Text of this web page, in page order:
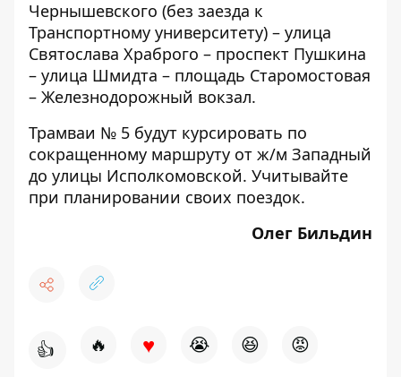
Чернышевского (без заезда к
Транспортному университету) – улица
Святослава Храброго – проспект Пушкина
– улица Шмидта – площадь Старомостовая
– Железнодорожный вокзал.
Трамваи № 5 будут курсировать по
сокращенному маршруту от ж/м Западный
до улицы Исполкомовской. Учитывайте
при планировании своих поездок.
Олег Бильдин
👍 🔥 ♥ 😭 😆 😡